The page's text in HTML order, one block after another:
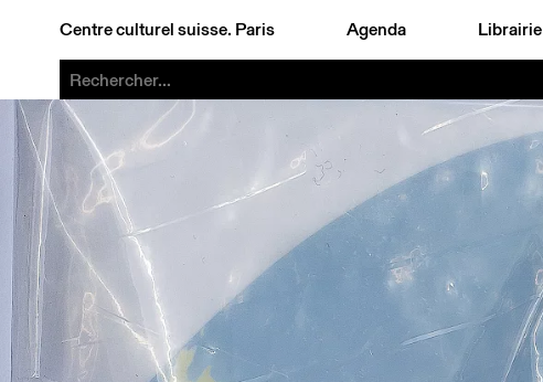
Centre culturel suisse. Paris Agenda Librairie